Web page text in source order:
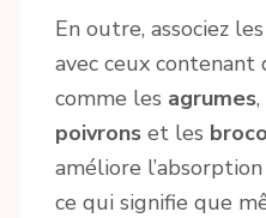
En outre, associez
avec ceux contenant
comme les agrumes
poivrons et les
améliore
ce qui signifie que